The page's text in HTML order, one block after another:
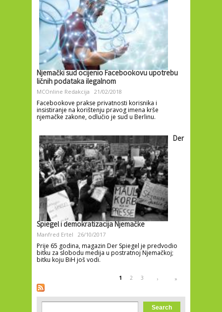
Njemački sud ocijenio Facebookovu upotrebu
ličnih podataka ilegalnom
MCOnline Redakcija 21/02/2018
Facebookove prakse privatnosti korisnika i
insistiranje na korištenju pravog imena krše
njemačke zakone, odlučio je sud u Berlinu.
Der
Spiegel i demokratizacija Njemačke
Manfred Ertel 26/10/2017
Prije 65 godina, magazin Der Spiegel je predvodio
bitku za slobodu medija u postratnoj Njemačkoj;
bitku koju BiH još vodi.
Pages 1 2 3 › »
Search